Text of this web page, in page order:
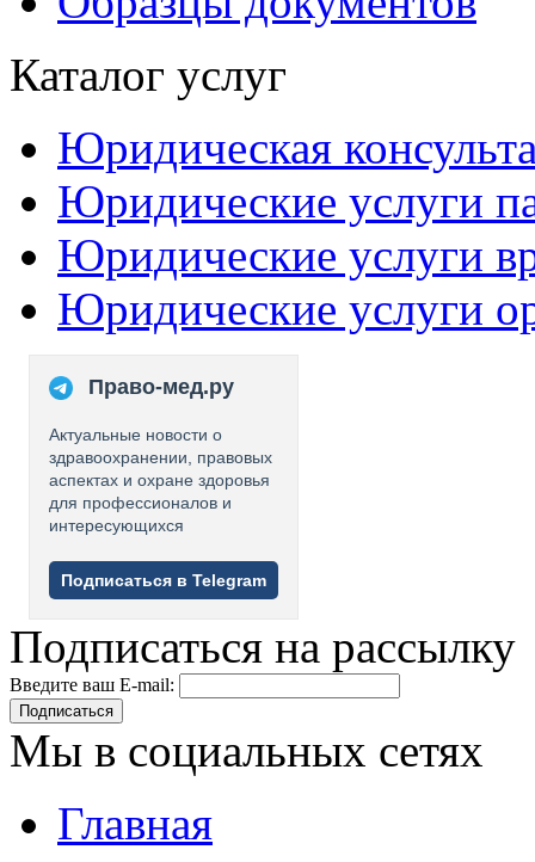
Каталог услуг
Юридическая
Юридические услуги
Юридические услуги
Юридические услуги
Право-мед.ру
Актуальные новости о
здравоохранении, правовых
аспектах и охране здоровья
для профессионалов и
интересующихся
Подписаться в Telegram
Подписаться на рассылку
Введите ваш E-mail:
Подписаться
Мы в социальных сетях
Главная